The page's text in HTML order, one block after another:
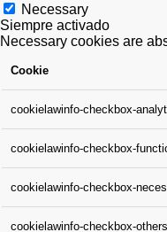
Necessary
Siempre activado
Necessary cookies are
Cookie
cookielawinfo-checkbox-
cookielawinfo-checkbox-
cookielawinfo-checkbox-
cookielawinfo-checkbox-others